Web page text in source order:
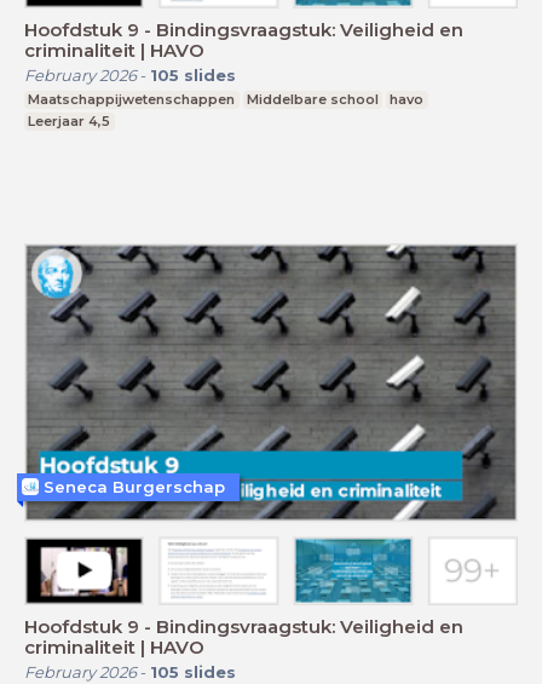
Hoofdstuk 9 - Bindingsvraagstuk: Veiligheid en
criminaliteit | HAVO
February 2026- 105 slides
Maatschappijwetenschappen Middelbare school
havo
Leerjaar 4,5
Hoofdstuk 9 - Bindingsvraagstuk: Veiligheid en
criminaliteit | HAVO
February 2026- 105 slides
Seneca Burgerschap